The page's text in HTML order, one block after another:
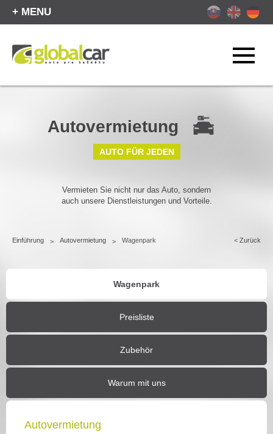
+ MENU
Autovermietung
AUTO FÜR JEDEN
Vermieten Sie nicht nur das Auto, sondern
auch unsere Dienstleistungen und Vorteile.
Einführung > Autovermietung > Wagenpark < Zurück
Wagenpark
Preisliste
Zubehör
Warum mit uns
Autovermietung